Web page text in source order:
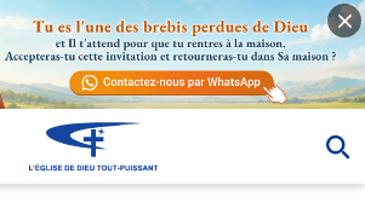
d’être surpassée ?